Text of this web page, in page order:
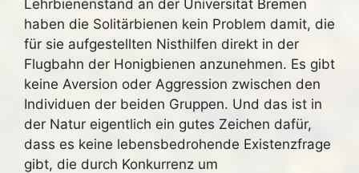
Lehrbienenstand an der Universität Bremen
haben die Solitärbienen kein Problem damit, die
für sie aufgestellten Nisthilfen direkt in der
Flugbahn der Honigbienen anzunehmen. Es gibt
keine Aversion oder Aggression zwischen den
Individuen der beiden Gruppen. Und das ist in
der Natur eigentlich ein gutes Zeichen dafür,
dass es keine lebensbedrohende Existenzfrage
gibt, die durch Konkurrenz um